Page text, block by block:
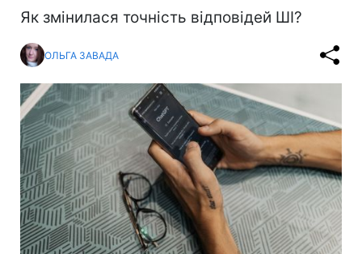
Як змінилася точність відповідей ШІ?
ОЛЬГА ЗАВАДА